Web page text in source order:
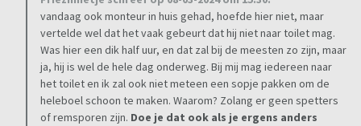
vandaag ook monteur in huis gehad, hoefde hier niet, maar
vertelde wel dat het vaak gebeurt dat hij niet naar toilet mag.
Was hier een dik half uur, en dat zal bij de meesten zo zijn, maar
ja, hij is wel de hele dag onderweg. Bij mij mag iedereen naar
het toilet en ik zal ook niet meteen een sopje pakken om de
heleboel schoon te maken. Waarom? Zolang er geen spetters
of remsporen zijn. Doe je dat ook als je ergens anders